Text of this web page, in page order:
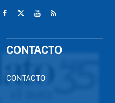
CONTACTO
CONTACTO